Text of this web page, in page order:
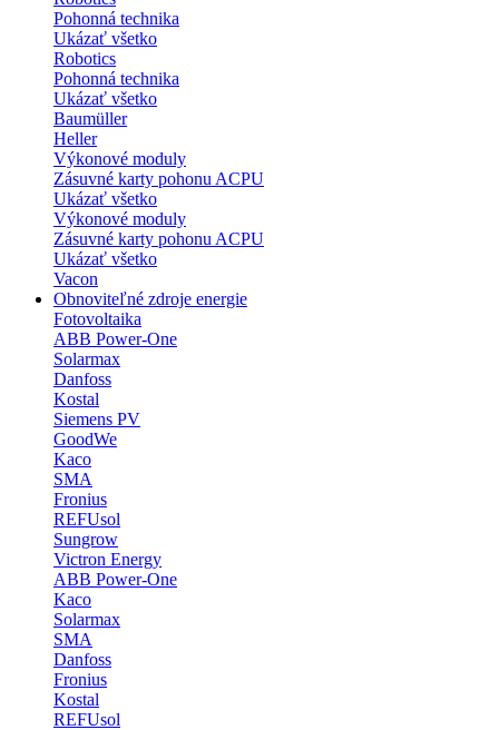
Pohonná technika
Ukázať všetko
Robotics
Pohonná technika
Ukázať všetko
Baumüller
Heller
Výkonové moduly
Zásuvné karty pohonu ACPU
Ukázať všetko
Výkonové moduly
Zásuvné karty pohonu ACPU
Ukázať všetko
Vacon
Obnoviteľné zdroje energie
Fotovoltaika
ABB Power-One
Solarmax
Danfoss
Kostal
Siemens PV
GoodWe
Kaco
SMA
Fronius
REFUsol
Sungrow
Victron Energy
ABB Power-One
Kaco
Solarmax
SMA
Danfoss
Fronius
Kostal
REFUsol